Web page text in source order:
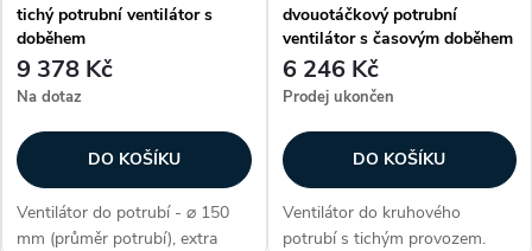
tichý potrubní ventilátor s
doběhem
9 378 Kč
Na dotaz
DO KOŠÍKU
Ventilátor do potrubí - ⌀ 150
mm (průměr potrubí), extra
dvouotáčkový potrubní
ventilátor s časovým doběhem
6 246 Kč
Prodej ukončen
DO KOŠÍKU
Ventilátor do kruhového
potrubí s tichým provozem.